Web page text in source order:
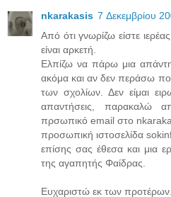
nkarakasis 7 Δεκεμβρίου
Από ότι γνωρίζω είστε
είναι αρκετή.
Ελπίζω να πάρω μια
ακόμα και αν δεν περάσω
των σχολίων. Δεν είμαι
απαντήσεις, παρακαλώ
πρσωπικό email στο
προσωπική ιστοσελίδα
επίσης σας έθεσα και μια
της αγαπητής Φαίδρας.
Ευχαριστώ εκ των προτέρων.